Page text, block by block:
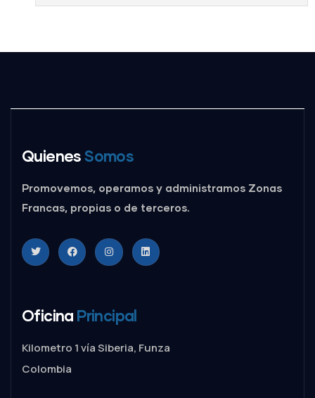
QuienesSomos
Promovemos, operamos y administramos Zonas
Francas, propias o de terceros.
Oficina Principal
Kilometro 1 vía Siberia, Funza
Colombia